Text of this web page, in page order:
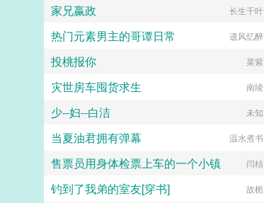
实！神树吞噬人王，结出王者果实！
xiaoshuolecom...
家兄嬴政 长生千叶
热门元素男主的哥谭日常 遗风忆醉
投桃报你 菜紫
灾世房车囤货求生 南绫
少--妇--白洁 未知
当夏油君拥有弹幕 温水煮书
售票员用身体检票上车的一个小镇 闫桔
钓到了我弟的室友[穿书] 故栀